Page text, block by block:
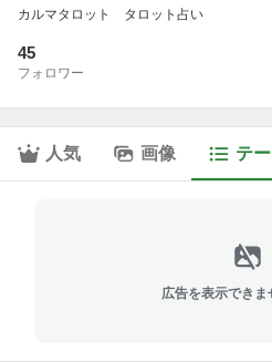
カルマタロット タロット占い
45
フォロワー
人気 画像 テ
広告を表示できま